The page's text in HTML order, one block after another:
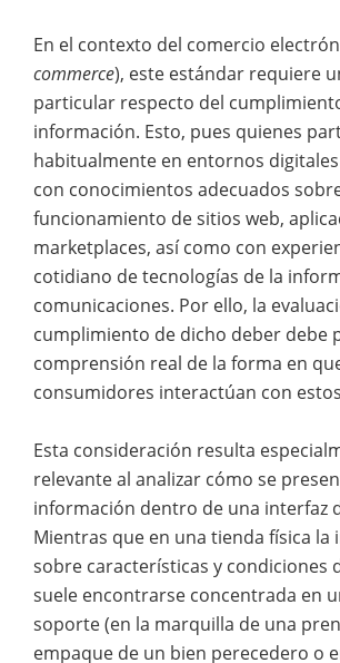
En el contexto del comercio
commerce), este estándar requiere
particular respecto del
información. Esto, pues quienes
habitualmente en entornos
con conocimientos adecuados
funcionamiento de sitios web,
marketplaces, así como con
cotidiano de tecnologías de la
comunicaciones. Por ello, la
cumplimiento de dicho deber debe
comprensión real de la forma en
consumidores interactúan con
Esta consideración resulta
relevante al analizar cómo se
información dentro de una interfaz
Mientras que en una tienda física la
sobre características y condiciones
suele encontrarse concentrada en
soporte (en la marquilla de una
empaque de un bien perecedero o